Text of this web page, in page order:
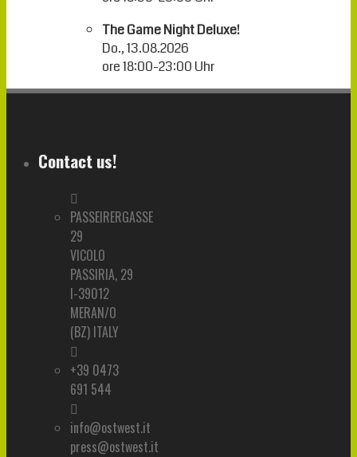
The Game Night Deluxe!
Do., 13.08.2026
ore18:00-23:00 Uhr
Contact us!
PASSEIRERGASSE
29
VICOLO
PASSIRIA, 29
I-39012
MERAN/O
(BZ) ITALY
+39 0473
691 544
info@ostwest.it
press@ostwest.it